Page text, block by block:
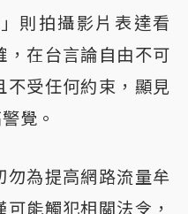
則拍攝影片表達看
，在台言論自由不可
不受任何約束，顯見
覺。
勿為提高網路流量牟
能觸犯相關法令，